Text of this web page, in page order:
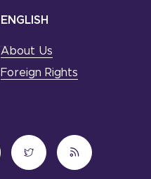
ENGLISH
About Us
Foreign Rights